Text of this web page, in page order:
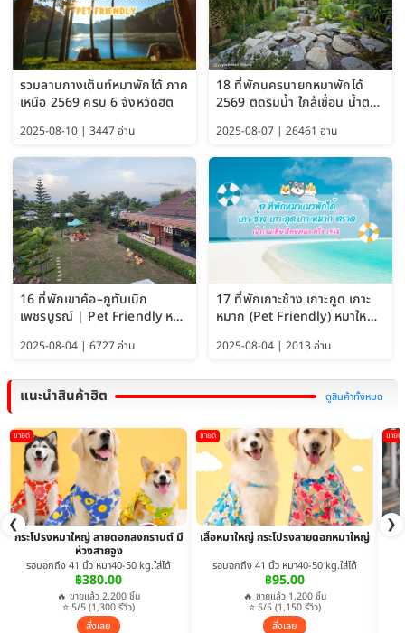
รวมลานกางเต็นท์หมาพักได้ ภาค
เหนือ 2569 ครบ 6 จังหวัดฮิต
2025-08-10 | 3447 อ่าน
18 ที่พักนครนายกหมาพักได้
2569 ติดริมน้ำ ใกล้เขื่อน น้ำตก
ได้
2025-08-07 | 26461 อ่าน
16 ที่พักเขาค้อ–ภูทับเบิก
เพชรบูรณ์ | Pet Friendly หมา
2025-08-04 | 6727 อ่าน
17 ที่พักเกาะช้าง เกาะกูด เกาะ
หมาก (Pet Friendly) หมาใหญ่
2025-08-04 | 2013 อ่าน
แนะนำสินค้าฮิต ดูสินค้าทั้งหมด
❮ ❯
ขายดี
กระโปรงหมาใหญ่ ลายดอกสงกรานต์ มี
ห่วงสายจูง
รอบอกถึง 41 นิ้ว หมา40-50 kg.ใส่ได้
฿380.00
🔥 ขายแล้ว 2,200 ชิ้น
⭐ 5/5 (1,300 รีวิว)
สั่งเลย
ขายดี
เสื้อหมาใหญ่ กระโปรงลายดอกหมาใหญ่
รอบอกถึง 41 นิ้ว หมา40-50 kg.ใส่ได้
฿95.00
🔥 ขายแล้ว 1,200 ชิ้น
⭐ 5/5 (1,150 รีวิว)
สั่งเลย
ขายดี